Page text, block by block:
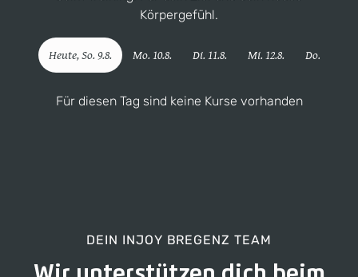
Körpergefühl.
Heute,So.9.8. Mo.10.8. Di.11.8. Mi.12.8. Do.
Für diesen Tag sind keine Kurse vorhanden
DEIN INJOY BREGENZ TEAM